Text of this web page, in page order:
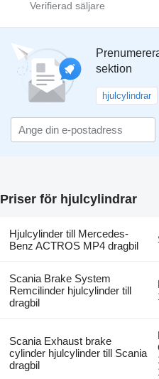
sektion
hjulcylindrar
Priser för hjulcylindrar
Hjulcylinder till Mercedes-
Benz ACTROS MP4 dragbil
Scania Brake System
Remcilinder hjulcylinder till
dragbil
Scania Exhaust brake
cylinder hjulcylinder till Scania
dragbil